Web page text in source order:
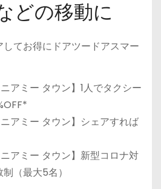
どの移動に
てお得にドアツードアスマー
アミー タウン】1人でタクシー
アミー タウン】シェアすれば
アミー タウン】新型コロナ対
（最大5名）